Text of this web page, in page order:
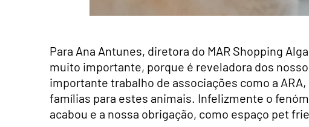
Para Ana Antunes, diretora do MAR Shopping
muito importante, porque é reveladora dos
importante trabalho de associações como a
famílias para estes animais. Infelizmente o
acabou e a nossa obrigação, como espaço pet